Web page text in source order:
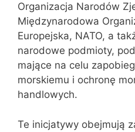
Organizacja Narodów
Międzynarodowa
Europejska, NATO, a
narodowe podmioty,
mające na celu
morskiemu i ochronę
handlowych.
Te inicjatywy obejmują